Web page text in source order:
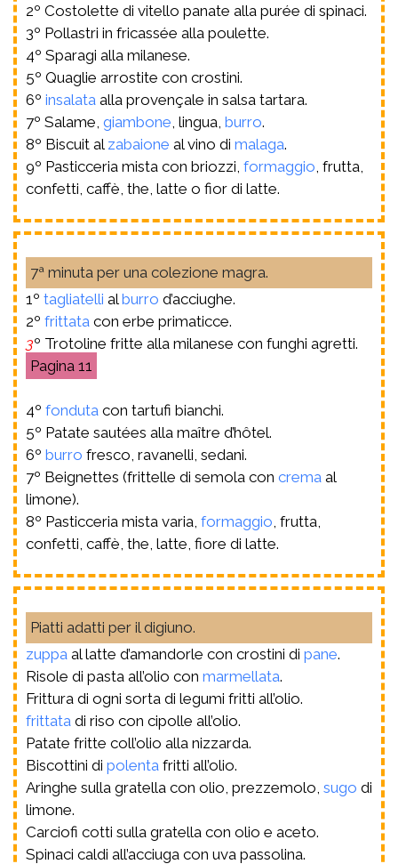
2º Costolette di vitello panate alla purée di spinaci.
3º Pollastri in fricassée alla poulette.
4º Sparagi alla milanese.
5º Quaglie arrostite con crostini.
6º insalata alla provençale in salsa tartara.
7º Salame, giambone , lingua, burro.
8º Biscuit al zabaione al vino di malaga.
9º Pasticceria mista con briozzi, formaggio , frutta,
confetti, caffè, the, latte o fior di latte.
7ª minuta per una colezione magra.
1º tagliatelli alburro d’acciughe.
2º frittata con erbe primaticce.
3º Trotoline fritte alla milanese con funghi agretti.
11
4º fonduta con tartufi bianchi.
5º Patate sautées alla maître d’hôtel.
6º burro fresco, ravanelli, sedani.
7º Beignettes (frittelle di semola con crema al
limone).
8º Pasticceria mista varia, formaggio , frutta,
confetti, caffè, the, latte, fiore di latte.
Piatti adatti per il digiuno.
zuppa al latte d’amandorle con crostini di pane.
Risole di pasta all’olio con marmellata.
Frittura di ogni sorta di legumi fritti all’olio.
frittata di riso con cipolle all’olio.
Patate fritte coll’olio alla nizzarda.
Biscottini di polenta fritti all’olio.
Aringhe sulla gratella con olio, prezzemolo, sugo di
limone.
Carciofi cotti sulla gratella con olio e aceto.
Spinaci caldi all’acciuga con uva passolina.